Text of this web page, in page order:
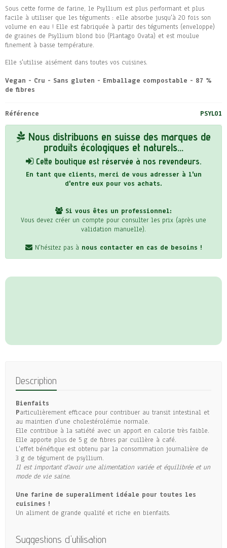
Sous cette forme de farine, le Psyllium est plus performant et plus
facile à utiliser que les téguments : elle absorbe jusqu'à 20 fois son
volume en eau ! Elle est fabriquée à partir des téguments (enveloppe)
de graines de Psyllium blond bio (Plantago Ovata) et est moulue
finement à basse température.
Elle s'utilise aisément dans toutes vos cuisines.
Vegan - Cru - Sans gluten - Emballage compostable - 87 %
de fibres
Référence PSYL01
Nous distribuons en suisse des marques de
produits écologiques et naturels...
Cette boutique est réservée à nos revendeurs.
En tant que clients, merci de vous adresser à l'un
d'entre eux pour vos achats.
Si vous êtes un professionnel:
Vous devez créer un compte pour consulter les prix (après une
validation manuelle).
N'hésitez pas à nous contacter en cas de besoins !
Description
Bienfaits
Particulièrement efficace pour contribuer au transit intestinal et
au maintien d'une cholestérolémie normale.
Elle contribue à la satiété avec un apport en calorie très faible.
Elle apporte plus de 5 g de fibres par cuillère à café.
L'effet bénéfique est obtenu par la consommation journalière de
3 g de tégument de psyllium.
Il est important d'avoir une alimentation variée et équilibrée et un
mode de vie saine.
Une farine de superaliment idéale pour toutes les
cuisines !
Un aliment de grande qualité et riche en bienfaits.
Suggestions d'utilisation